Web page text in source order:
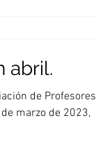
abril.
de Profesores
marzo de 2023,